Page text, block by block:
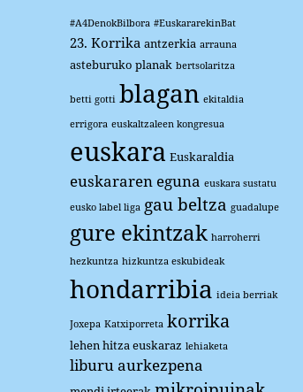
#A4DenokBilbora #EuskararekinBat
23. Korrika antzerkia arrauna
asteburuko planak bertsolaritza
betti gotti blagan ekitaldia
errigora euskaltzaleen kongresua
euskara Euskaraldia
euskararen eguna euskara sustatu
eusko label liga gau beltza guadalupe
gure ekintzak harroherri
hezkuntza hizkuntza eskubideak
hondarribia ideia berriak
Joxepa Katxiporreta korrika
lehen hitza euskaraz lehiaketa
liburu aurkezpena